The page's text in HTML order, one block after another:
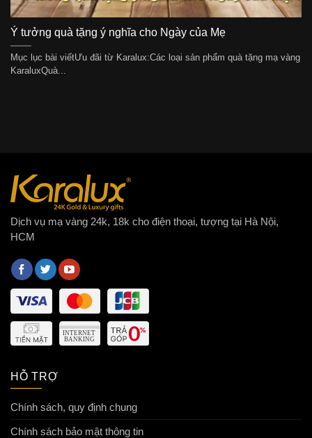
Ý tưởng quà tặng ý nghĩa cho Ngày của Mẹ
Mục lục bài viếtƯu đãi từ Karalux:Các loại sản phẩm quà tặng mạ vàng
KaraluxQuà...
Dịch vụ mạ vàng 24k, 18k cho điện thoại, tượng tại Hà Nội,
HCM
HỖ TRỢ
Chính sách, quy định chung
Chính sách bảo mật thông tin